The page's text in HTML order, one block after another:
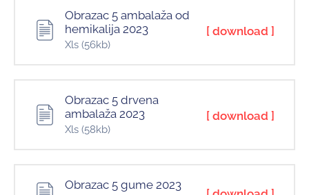
Obrazac 5 ambalaža od
hemikalija 2023
Xls (56kb)
[ download ]
Obrazac 5 drvena
ambalaža 2023
Xls (58kb)
[ download ]
Obrazac 5 gume 2023